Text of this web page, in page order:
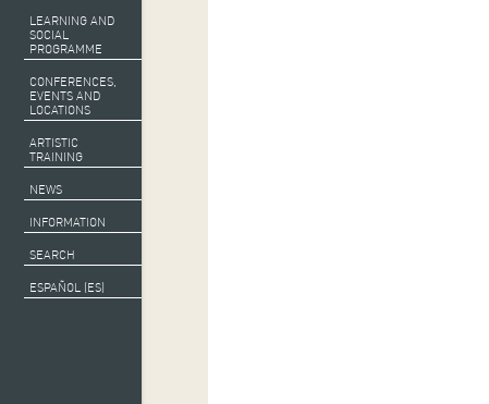
LEARNING AND
SOCIAL
PROGRAMME
CONFERENCES,
EVENTS AND
LOCATIONS
ARTISTIC
TRAINING
NEWS
INFORMATION
SEARCH
ESPAÑOL (ES)